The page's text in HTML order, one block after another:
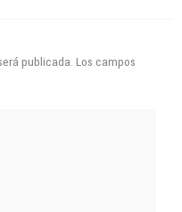
publicada. Los campos